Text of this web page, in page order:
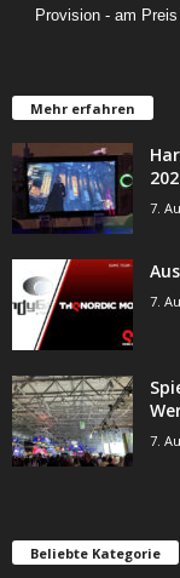
Provision - am
Mehr erfahren
7.
7.
7.
Beliebte Kategorie